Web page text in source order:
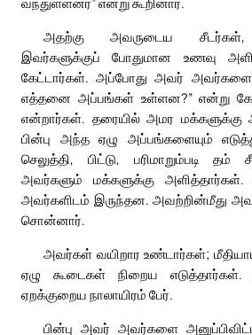
அதற்கு அவருடைய சீடர்கள்,
இவர்களுக்குப் போதுமான உணவு
கேட்டார்கள். அப்போது அவர் அவர்களைப்
எத்தனை அப்பங்கள் உள்ளன?” என்று
என்றார்கள். தரையில் அமர மக்களுக்கு
பின்பு அந்த ஏழு அப்பங்களையும்
செலுத்தி, பிட்டு, பரிமாறும்படி
அவர்களும் மக்களுக்கு அளித்தார்கள்.
அவர்களிடம் இருந்தன. அவற்றின்மீது அவர்
சொன்னார்.
அவர்கள் வயிறார உண்டார்கள்;
ஏழு கூடைகள் நிறைய
ஏறக்குறைய நாலாயிரம் பேர்.
பின்பு அவர் அவர்களை